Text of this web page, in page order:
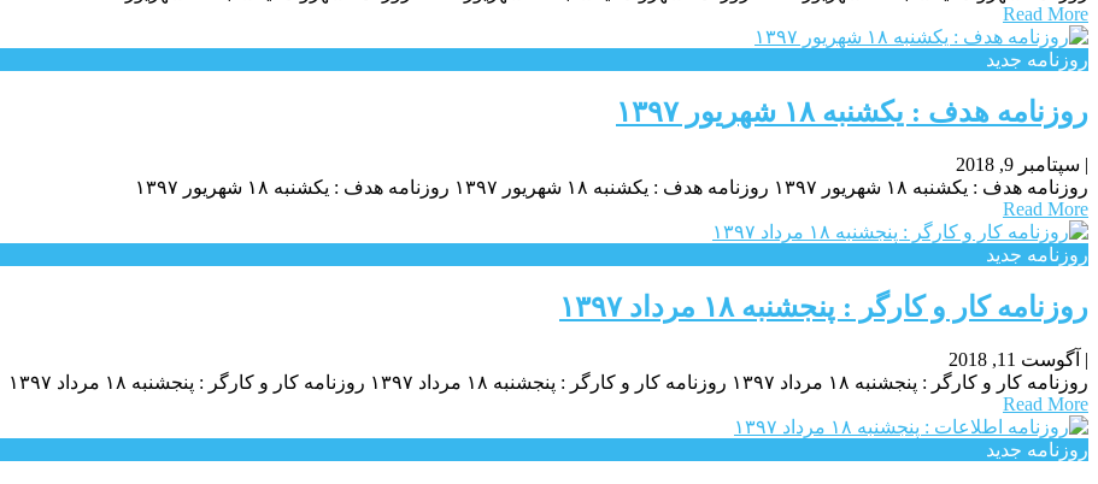
Read More
روزنامه جدید
روزنامه هدف : یکشنبه‌ ۱۸ شهريور ۱۳۹۷
| سپتامبر 9, 2018
روزنامه هدف : یکشنبه‌ ۱۸ شهريور ۱۳۹۷ روزنامه هدف : یکشنبه‌ ۱۸ شهريور ۱۳۹۷ روزنامه هدف : یکشنبه‌ ۱۸ شهريور ۱۳۹۷
Read More
روزنامه جدید
روزنامه کار و کارگر : پنجشنبه ۱۸ مرداد ۱۳۹۷
| آگوست 11, 2018
روزنامه کار و کارگر : پنجشنبه ۱۸ مرداد ۱۳۹۷ روزنامه کار و کارگر : پنجشنبه ۱۸ مرداد ۱۳۹۷ روزنامه کار و کارگر : پنجشنبه ۱۸ مرداد ۱۳۹۷
Read More
روزنامه جدید